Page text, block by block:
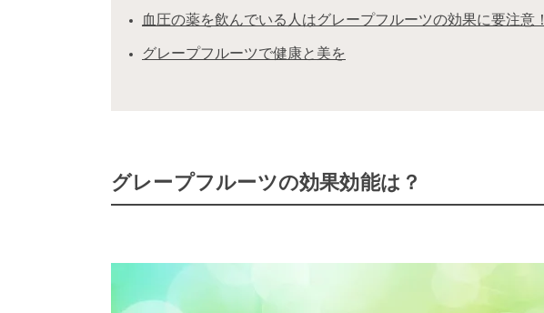
血圧の薬を飲んでいる人はグレープフルーツの効果に要注意！
グレープフルーツで健康と美を
グレープフルーツの効果効能は？